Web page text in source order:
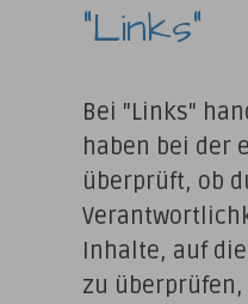
"Links"
Bei "Links"
haben bei der
überprüft, ob
Inhalte, auf
zu